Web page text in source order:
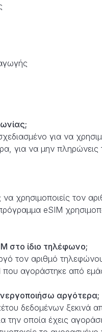
για να
για να μην πληρώνεις
χρησιμοποιείς τον
eSIM
στο ίδιο τηλέφωνο;
τον αριθμό
που αγοράστηκε από
αργότερα;
δεδομένων ξεκινά
οποία έχεις